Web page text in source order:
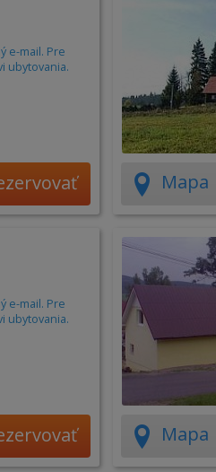
e-mail. Pre
ubytovania.
Mapa
e-mail. Pre
ubytovania.
Mapa